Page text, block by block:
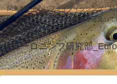
関東圏を中心にフライフィッシング、
った釣りを追及し
ユーロニンフ研究部